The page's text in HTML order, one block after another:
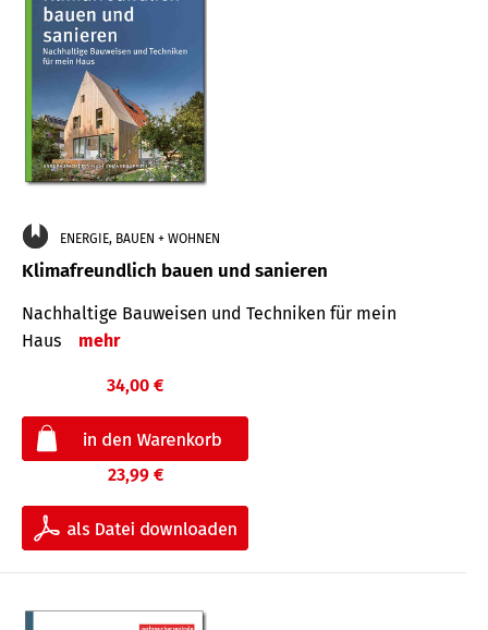
ENERGIE, BAUEN + WOHNEN
Klimafreundlich bauen und sanieren
Nachhaltige Bauweisen und Techniken für mein
Haus
mehr
34,00 €
23,99 €